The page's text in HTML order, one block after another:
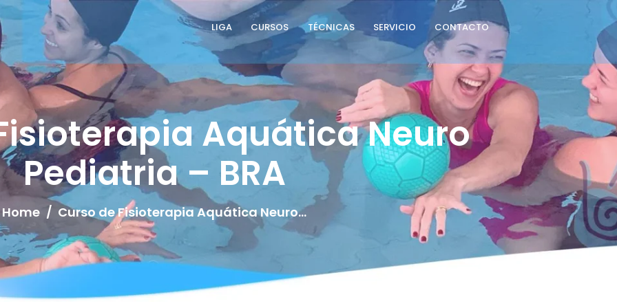
LIGA CURSOS TÉCNICAS SERVICIO CONTACTO
Aquática Neuro
Pediatria – BRA
Home Curso de Fisioterapia Aquática Neuro...
LLAFA
Liga Latinoamericana de Fisioterapia Acuática
LIGA
CURSOS
TÉCNICAS
SERVICIO
CONTACTO